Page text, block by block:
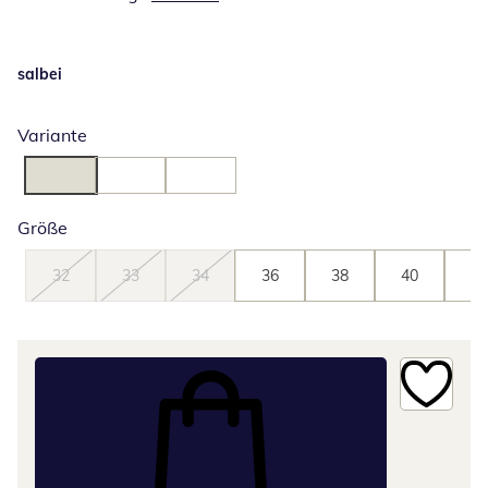
salbei
Variante
Größe
32 33 34 36 38 40